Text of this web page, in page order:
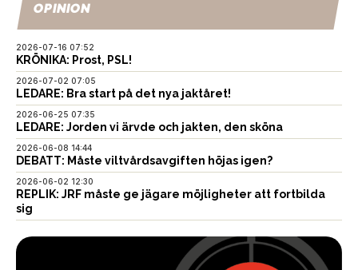
OPINION
2026-07-16 07:52
KRÖNIKA: Prost, PSL!
2026-07-02 07:05
LEDARE: Bra start på det nya jaktåret!
2026-06-25 07:35
LEDARE: Jorden vi ärvde och jakten, den sköna
2026-06-08 14:44
DEBATT: Måste viltvårdsavgiften höjas igen?
2026-06-02 12:30
REPLIK: JRF måste ge jägare möjligheter att fortbilda
sig